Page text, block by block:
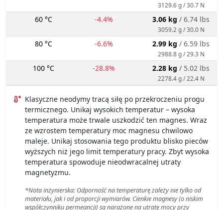
3129.6 g / 30.7 N
60 °C -4.4% 3.06 kg / 6.74 lbs
3059.2 g / 30.0 N
80 °C -6.6% 2.99 kg / 6.59 lbs
2988.8 g / 29.3 N
100 °C -28.8% 2.28 kg / 5.02 lbs
2278.4 g / 22.4 N
Klasyczne neodymy tracą siłę po przekroczeniu progu
termicznego. Unikaj wysokich temperatur – wysoka
temperatura może trwale uszkodzić ten magnes. Wraz
ze wzrostem temperatury moc magnesu chwilowo
maleje. Unikaj stosowania tego produktu blisko pieców
wyższych niż jego limit temperatury pracy. Zbyt wysoka
temperatura spowoduje nieodwracalnej utraty
magnetyzmu.
*Nota inżynierska: Odporność na temperaturę zależy nie tylko od
materiału, jak i od proporcji wymiarów. Cienkie magnesy (o niskim
współczynniku permeancji) są narażone na utratę mocy przy